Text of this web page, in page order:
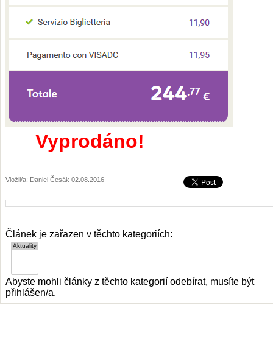
Vyprodáno!
Vložil/a: Daniel Česák 02.08.2016
Článek je zařazen v těchto kategoriích:
Abyste mohli články z těchto kategorií odebírat, musíte být
přihlášen/a.